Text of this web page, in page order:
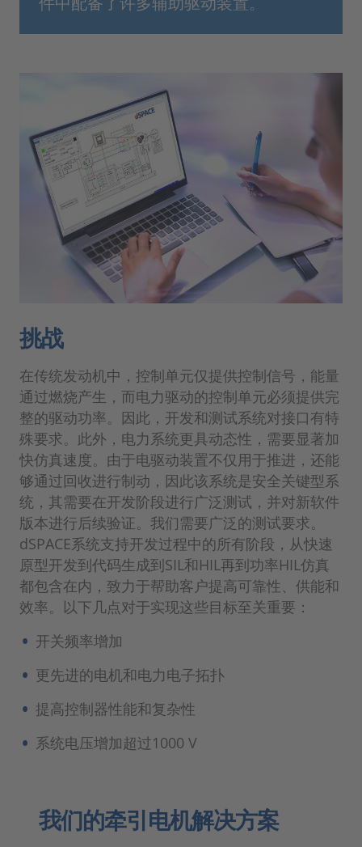
挑战
在传统发动机中，控制单元仅提供控制信号，能量
通过燃烧产生，而电力驱动的控制单元必须提供完
整的驱动功率。因此，开发和测试系统对接口有特
殊要求。此外，电力系统更具动态性，需要显著加
快仿真速度。由于电驱动装置不仅用于推进，还能
够通过回收进行制动，因此该系统是安全关键型系
统，其需要在开发阶段进行广泛测试，并对新软件
版本进行后续验证。我们需要广泛的测试要求。
dSPACE系统支持开发过程中的所有阶段，从快速
原型开发到代码生成到SIL和HIL再到功率HIL仿真
都包含在内，致力于帮助客户提高可靠性、供能和
效率。以下几点对于实现这些目标至关重要：
开关频率增加
更先进的电机和电力电子拓扑
提高控制器性能和复杂性
系统电压增加超过1000 V
我们的牵引电机解决方案